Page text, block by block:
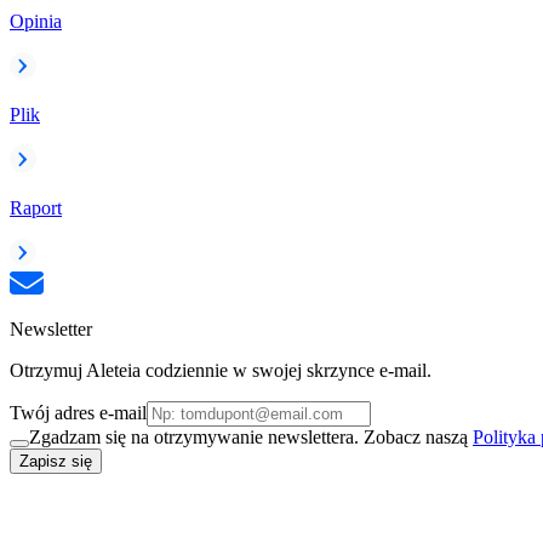
Opinia
Plik
Raport
Newsletter
Otrzymuj Aleteia codziennie w swojej skrzynce e-mail.
Twój adres e-mail
Zgadzam się na otrzymywanie newslettera. Zobacz naszą Polityka
Zapisz się